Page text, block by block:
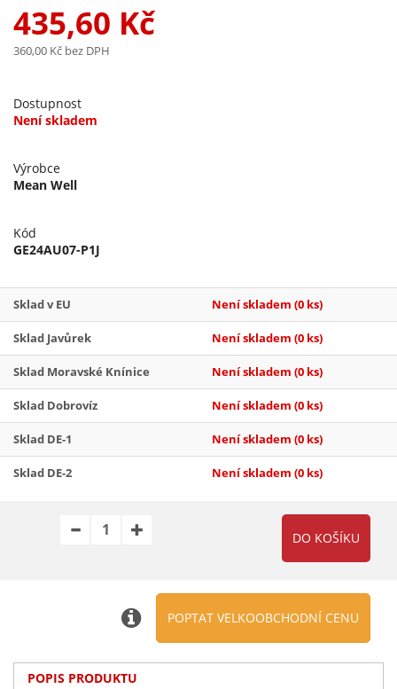
435,60 Kč
360,00 Kč bez DPH
Dostupnost
Není skladem
Výrobce
Mean Well
Kód
GE24AU07-P1J
Sklad v EU Není skladem (0 ks)
Sklad Javůrek Není skladem (0 ks)
Sklad Moravské Knínice Není skladem (0 ks)
Sklad Dobrovíz Není skladem (0 ks)
Sklad DE-1 Není skladem (0 ks)
Sklad DE-2 Není skladem (0 ks)
POPTAT VELKOOBCHODNÍ CENU
POPIS PRODUKTU